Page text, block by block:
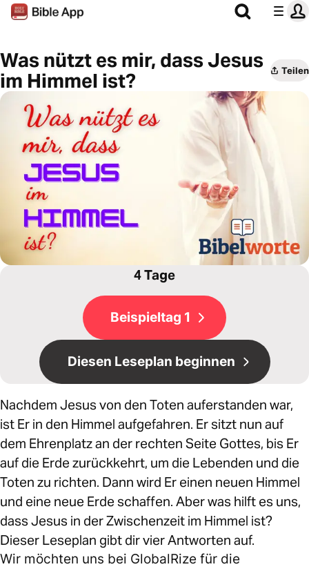
Was nützt es mir, dass Jesus
im Himmel ist?
Teilen
4 Tage
Beispieltag 1
Diesen Leseplan beginnen
Nachdem Jesus von den Toten auferstanden war,
ist Er in den Himmel aufgefahren. Er sitzt nun auf
dem Ehrenplatz an der rechten Seite Gottes, bis Er
auf die Erde zurückkehrt, um die Lebenden und die
Toten zu richten. Dann wird Er einen neuen Himmel
und eine neue Erde schaffen. Aber was hilft es uns,
dass Jesus in der Zwischenzeit im Himmel ist?
Dieser Leseplan gibt dir vier Antworten auf.
Wir möchten uns bei GlobalRize für die